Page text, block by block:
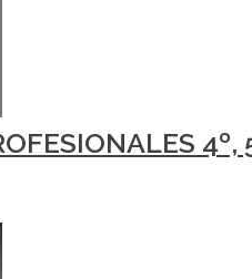
4º,